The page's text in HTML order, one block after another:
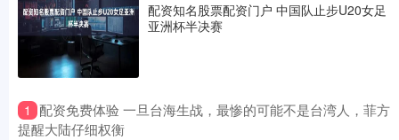
配资知名股票配资门户 中国队止步U20女足
亚洲杯半决赛
1 ​配资免费体验 一旦台海生战，最惨的可能不是台湾人，菲方
提醒大陆仔细权衡